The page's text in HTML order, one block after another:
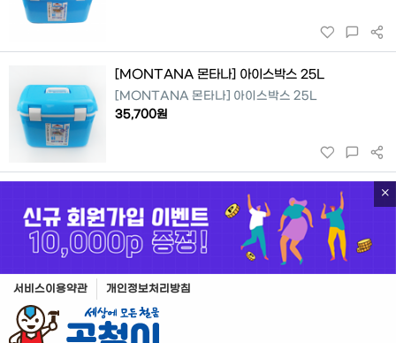
[MONTANA 몬타나] 아이스박스 25L
[MONTANA 몬타나] 아이스박스 25L
35,700원
서비스이용약관 개인정보처리방침